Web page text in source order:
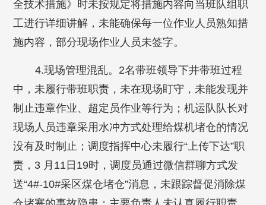
全技术措施》时未按规定将措施内容向当班队组职
工进行详细讲解，未能确保每一位作业人员熟知措
施内容，部分现场作业人员未签字。
4.现场管理混乱。2名带班领导下井带班过程
中，未履行带班职责，未在现场盯守，未能发现并
制止违章作业、超定员作业等行为；机运队队长对
现场人员违章采用水冲方式处理给煤机堵仓的情况
没有及时制止；调度指挥中心未履行“上传下达”职
责，3 月11日19时，调度员通过微信群聊方式发
送“4#-10#采区煤仓堵仓”消息，未跟踪督促消除煤